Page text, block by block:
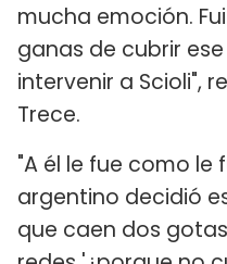
mucha emoción.
ganas de cubrir
intervenir a Scioli",
Trece.
"A él le fue como le
argentino decidió
que caen dos